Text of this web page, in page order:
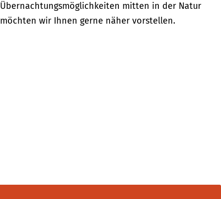
Übernachtungsmöglichkeiten mitten in der Natur
möchten wir Ihnen gerne näher vorstellen.